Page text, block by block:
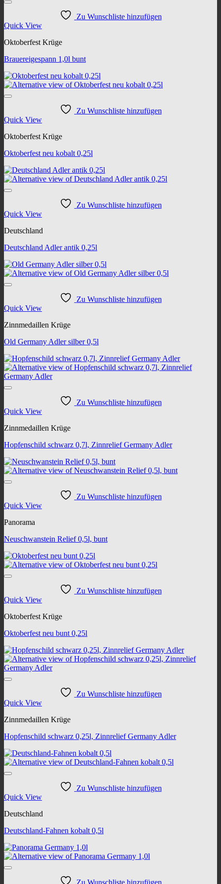
Zu Wunschliste hinzufügen
Quick View
Oktoberfest Krüge
Brauereigespann 1,0l bunt
Zu Wunschliste hinzufügen
Quick View
Oktoberfest Krüge
Oktoberfest neu kobalt 0,25l
Zu Wunschliste hinzufügen
Quick View
Deutschland
Deutschland Adler antik 0,25l
Zu Wunschliste hinzufügen
Quick View
Zinnmedaillen Krüge
Old Germany Adler silber 0,5l
Zu Wunschliste hinzufügen
Quick View
Zinnmedaillen Krüge
Hopfenschild schwarz 0,7l, Zinnrelief Germany Adler
Zu Wunschliste hinzufügen
Quick View
Panorama
Neuschwanstein Relief 0,5l, bunt
Zu Wunschliste hinzufügen
Quick View
Oktoberfest Krüge
Oktoberfest neu bunt 0,25l
Zu Wunschliste hinzufügen
Quick View
Zinnmedaillen Krüge
Hopfenschild schwarz 0,25l, Zinnrelief Germany Adler
Zu Wunschliste hinzufügen
Quick View
Deutschland
Deutschland-Fahnen kobalt 0,5l